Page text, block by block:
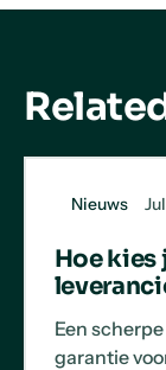
Nieuws
Hoe kies
Een
garantie